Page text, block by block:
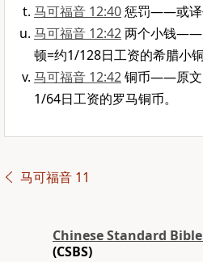
马可福音 12:40惩罚——或译
马可福音 12:42两个小钱——
顿=约1/128日工资的希腊小铜
马可福音 12:42铜币——原文
1/64日工资的罗马铜币。
马可福音 11
Chinese Standard
(CSBS)